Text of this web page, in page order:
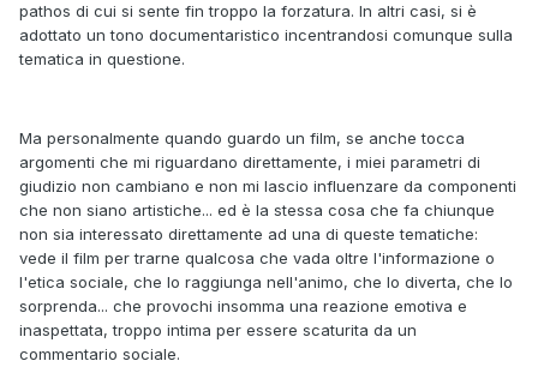
pathos di cui si sente fin troppo la forzatura. In altri casi, si è
adottato un tono documentaristico incentrandosi comunque sulla
tematica in questione.
Ma personalmente quando guardo un film, se anche tocca
argomenti che mi riguardano direttamente, i miei parametri di
giudizio non cambiano e non mi lascio influenzare da componenti
che non siano artistiche... ed è la stessa cosa che fa chiunque
non sia interessato direttamente ad una di queste tematiche:
vede il film per trarne qualcosa che vada oltre l'informazione o
l'etica sociale, che lo raggiunga nell'animo, che lo diverta, che lo
sorprenda... che provochi insomma una reazione emotiva e
inaspettata, troppo intima per essere scaturita da un
commentario sociale.